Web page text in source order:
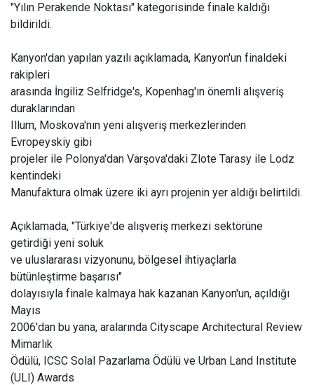
"Yılın Perakende Noktası" kategorisinde finale kaldığı
bildirildi.
Kanyon'dan yapılan yazılı açıklamada, Kanyon'un finaldeki
rakipleri
arasında İngiliz Selfridge's, Kopenhag'ın önemli alışveriş
duraklarından
Illum, Moskova'nın yeni alışveriş merkezlerinden
Evropeyskiy gibi
projeler ile Polonya'dan Varşova'daki Zlote Tarasy ile Lodz
kentindeki
Manufaktura olmak üzere iki ayrı projenin yer aldığı belirtildi.
Açıklamada, "Türkiye'de alışveriş merkezi sektörüne
getirdiği yeni soluk
ve uluslararası vizyonunu, bölgesel ihtiyaçlarla
bütünleştirme başarısı"
dolayısıyla finale kalmaya hak kazanan Kanyon'un, açıldığı
Mayıs
2006'dan bu yana, aralarında Cityscape Architectural Review
Mimarlık
Ödülü, ICSC Solal Pazarlama Ödülü ve Urban Land Institute
(ULI) Awards